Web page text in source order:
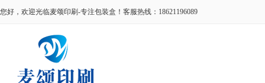
您好，欢迎光临麦颂印刷-专注包装盒！客服热线：18621196089